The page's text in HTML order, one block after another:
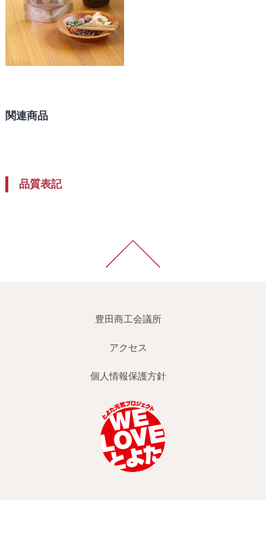
関連商品
品質表記
豊田商工会議所
アクセス
個人情報保護方針